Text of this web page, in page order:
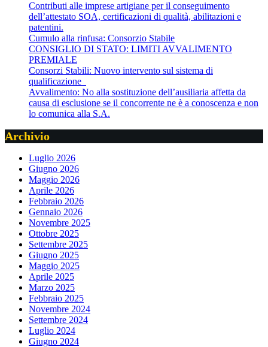
Contributi alle imprese artigiane per il conseguimento
dell’attestato SOA, certificazioni di qualità, abilitazioni e
patentini.
Cumulo alla rinfusa: Consorzio Stabile
CONSIGLIO DI STATO: LIMITI AVVALIMENTO
PREMIALE
Consorzi Stabili: Nuovo intervento sul sistema di
qualificazione
Avvalimento: No alla sostituzione dell’ausiliaria affetta da
causa di esclusione se il concorrente ne è a conoscenza e non
lo comunica alla S.A.
Archivio
Luglio 2026
Giugno 2026
Maggio 2026
Aprile 2026
Febbraio 2026
Gennaio 2026
Novembre 2025
Ottobre 2025
Settembre 2025
Giugno 2025
Maggio 2025
Aprile 2025
Marzo 2025
Febbraio 2025
Novembre 2024
Settembre 2024
Luglio 2024
Giugno 2024